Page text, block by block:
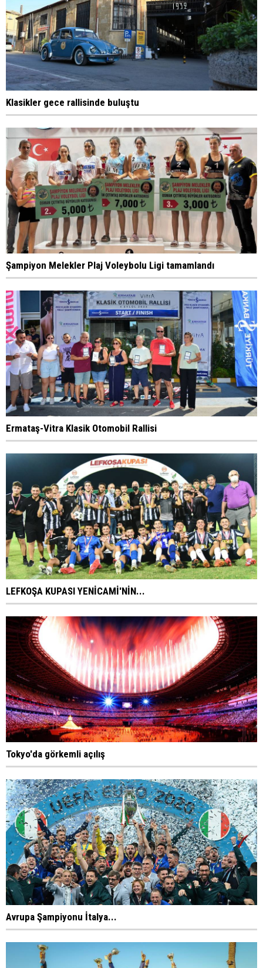
Klasikler gece rallisinde buluştu
Şampiyon Melekler Plaj Voleybolu Ligi tamamlandı
Ermataş-Vitra Klasik Otomobil Rallisi
LEFKOŞA KUPASI YENİCAMİ'NİN...
Tokyo'da görkemli açılış
Avrupa Şampiyonu İtalya...